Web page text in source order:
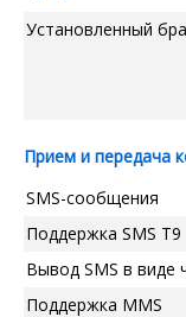
Установленный
Прием и передача
SMS-сообщения
Поддержка SMS T9
Вывод SMS в виде
Поддержка MMS